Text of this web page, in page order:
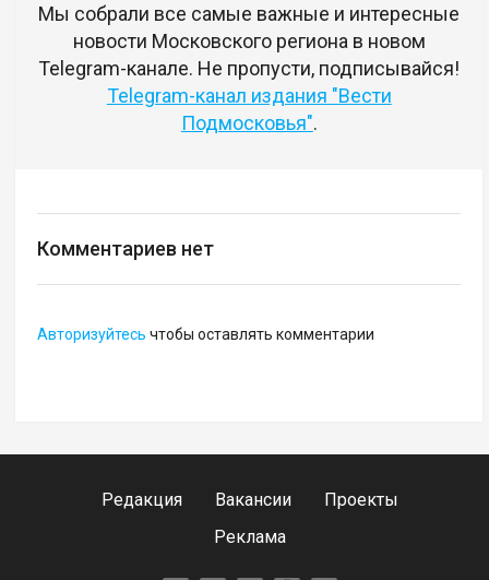
Мы собрали все самые важные и интересные
новости Московского региона в новом
Telegram-канале. Не пропусти, подписывайся!
Telegram-канал издания "Вести
Подмосковья".
Комментариев нет
Авторизуйтесь чтобы оставлять комментарии
Редакция Вакансии
Проекты
Реклама